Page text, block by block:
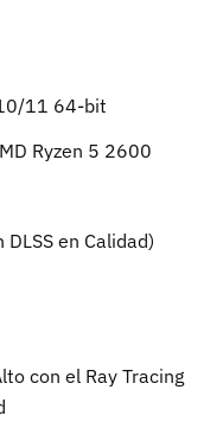
11 64-bit
Ryzen 5 2600
en Calidad)
con el Ray Tracing